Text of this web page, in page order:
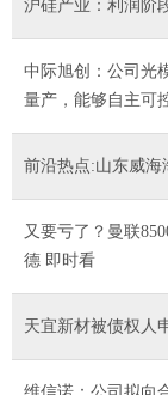
沪硅产业：利润阶
中际旭创：公司光
量产，能够自主可
前沿热点:山东威海
又要亏了？曼联
德 即时看
天宜新材被债权人
维信诺：公司拟向